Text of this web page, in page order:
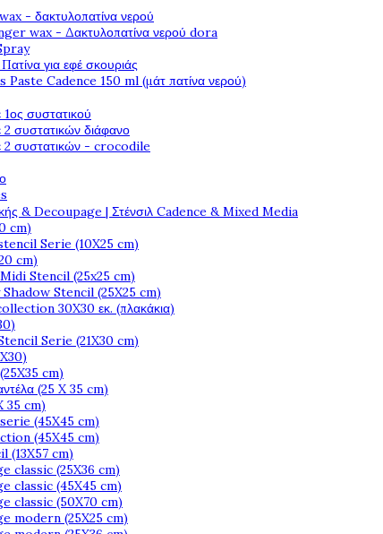
- δακτυλοπατίνα νερού
wax - Δακτυλοπατίνα νερού dora
για εφέ σκουριάς
Paste Cadence 150 ml (μάτ πατίνα νερού)
1ος συστατικού
2 συστατικών διάφανο
2 συστατικών - crocodile
& Decoupage | Στένσιλ Cadence & Mixed Media
cm)
Serie (10X25 cm)
cm)
Stencil (25x25 cm)
Stencil (25X25 cm)
30X30 εκ. (πλακάκια)
Serie (21X30 cm)
cm)
(25 X 35 cm)
35 cm)
(45X45 cm)
(45X45 cm)
(13X57 cm)
classic (25X36 cm)
classic (45X45 cm)
classic (50X70 cm)
modern (25X25 cm)